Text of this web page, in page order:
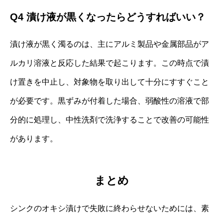
Q4 漬け液が黒くなったらどうすればいい？
漬け液が黒く濁るのは、主にアルミ製品や金属部品がア
ルカリ溶液と反応した結果で起こります。この時点で漬
け置きを中止し、対象物を取り出して十分にすすぐこと
が必要です。黒ずみが付着した場合、弱酸性の溶液で部
分的に処理し、中性洗剤で洗浄することで改善の可能性
があります。
まとめ
シンクのオキシ漬けで失敗に終わらせないためには、素